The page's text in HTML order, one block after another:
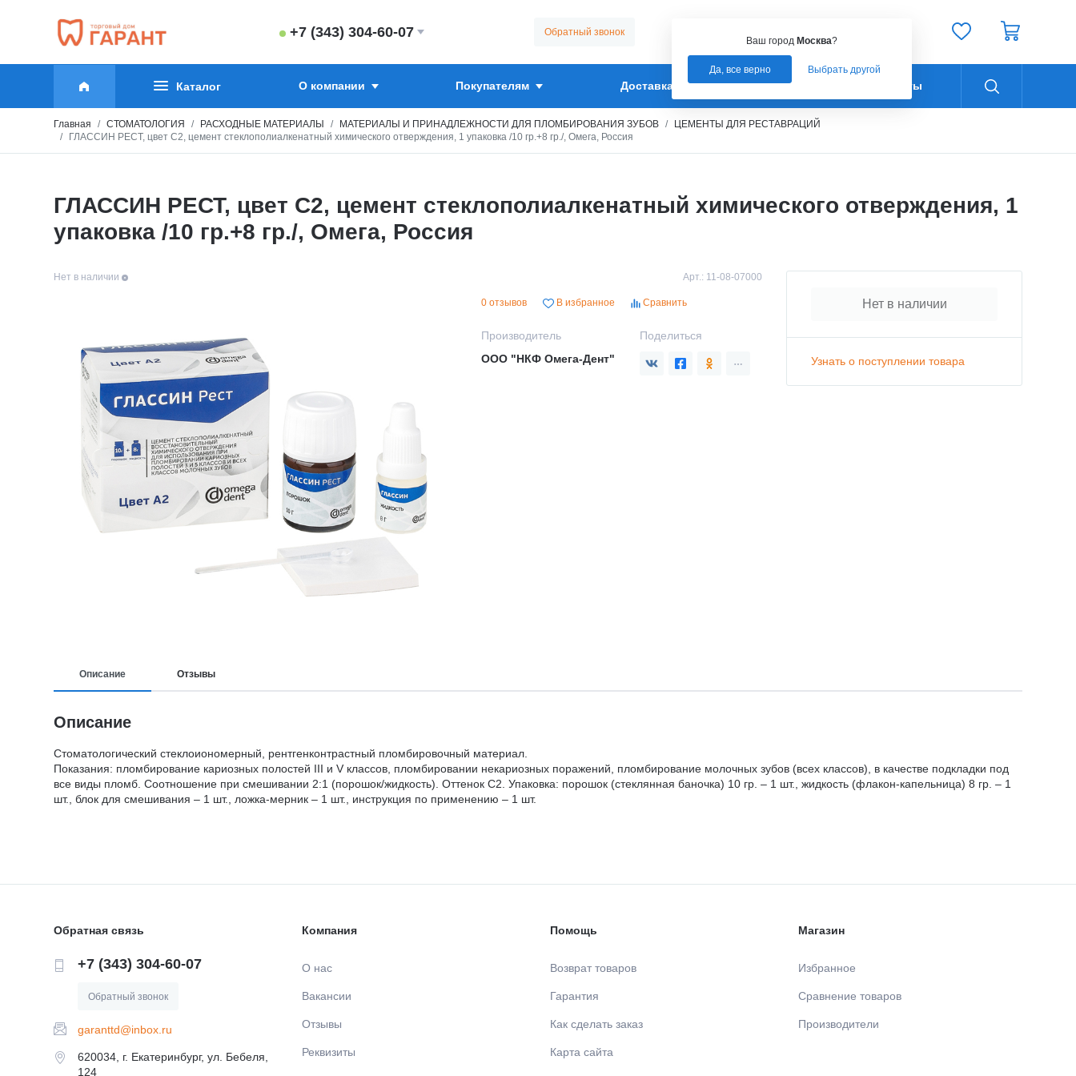
+7 (343) 304-60-07 Обратный звонок
Ваш город Москва?
Да, все верно Выбрать другой
Каталог О компании Покупателям Доставка Оплата Контакты
Главная СТОМАТОЛОГИЯ РАСХОДНЫЕ МАТЕРИАЛЫ МАТЕРИАЛЫ И ПРИНАДЛЕЖНОСТИ ДЛЯ ПЛОМБИРОВАНИЯ ЗУБОВ
ЦЕМЕНТЫ ДЛЯ РЕСТАВРАЦИЙ
ГЛАССИН РЕСТ, цвет C2, цемент стеклополиалкенатный химического отверждения, 1 упаковка /10 гр.+8 гр./, Омега, Россия
ГЛАССИН РЕСТ, цвет C2, цемент стеклополиалкенатный химического отверждения, 1
упаковка /10 гр.+8 гр./, Омега, Россия
Нет в наличии Арт.: 11-08-07000
0 отзывов В избранное Сравнить
Производитель
ООО "НКФ Омега-Дент"
Поделиться
Нет в наличии
Узнать о поступлении товара
Описание Отзывы
Описание
Стоматологический стеклоиономерный, рентгенконтрастный пломбировочный материал.
Показания: пломбирование кариозных полостей III и V классов, пломбировании некариозных поражений, пломбирование молочных зубов (всех классов), в качестве подкладки под
все виды пломб. Соотношение при смешивании 2:1 (порошок/жидкость). Оттенок C2. Упаковка: порошок (стеклянная баночка) 10 гр. – 1 шт., жидкость (флакон-капельница) 8 гр. – 1
шт., блок для смешивания – 1 шт., ложка-мерник – 1 шт., инструкция по применению – 1 шт.
Обратная связь
+7 (343) 304-60-07
Обратный звонок
garanttd@inbox.ru
620034, г. Екатеринбург, ул. Бебеля,
124
Компания
О нас
Вакансии
Отзывы
Реквизиты
Помощь
Возврат товаров
Гарантия
Как сделать заказ
Карта сайта
Магазин
Избранное
Сравнение товаров
Производители